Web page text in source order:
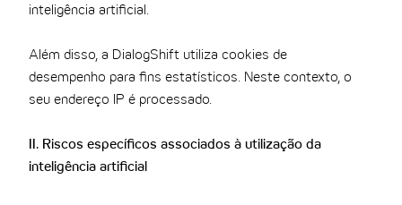
inteligência artificial.
Além disso, a DialogShift utiliza cookies de
desempenho para fins estatísticos. Neste contexto, o
seu endereço IP é processado.
II. Riscos específicos associados à utilização da
inteligência artificial